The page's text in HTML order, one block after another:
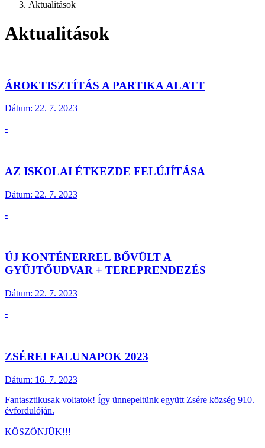
Aktualitások
Aktualitások
ÁROKTISZTÍTÁS A PARTIKA ALATT
Dátum: 22. 7. 2023
-
AZ ISKOLAI ÉTKEZDE FELÚJÍTÁSA
Dátum: 22. 7. 2023
-
ÚJ KONTÉNERREL BŐVÜLT A
GYŰJTŐUDVAR + TEREPRENDEZÉS
Dátum: 22. 7. 2023
-
ZSÉREI FALUNAPOK 2023
Dátum: 16. 7. 2023
Fantasztikusak voltatok! Így ünnepeltünk együtt Zsére község 910.
évfordulóján.
KÖSZÖNJÜK!!!